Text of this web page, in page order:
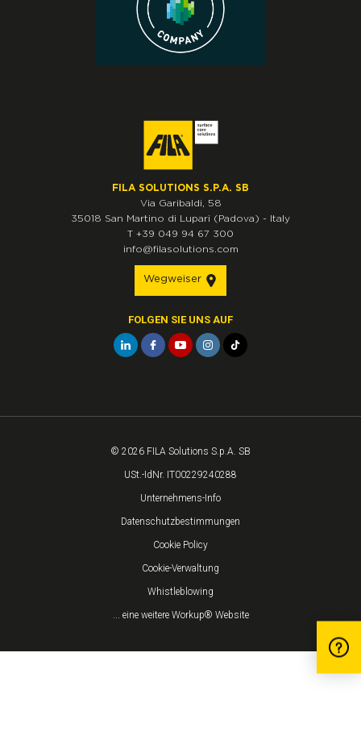
FILA SOLUTIONS S.P.A. SB
Via Garibaldi, 58
35018 San Martino di Lupari (Padova) - Italy
T +39 049 94 67 300
info@filasolutions.com
Wegweiser
FOLGEN SIE UNS AUF
© 2026 FILA Solutions S.p.A. SB
USt.-IdNr. IT00229240288
Unternehmens-Info
Datenschutzbestimmungen
Cookie Policy
Cookie-Verwaltung
Whistleblowing
... eine weitere Workup® Website